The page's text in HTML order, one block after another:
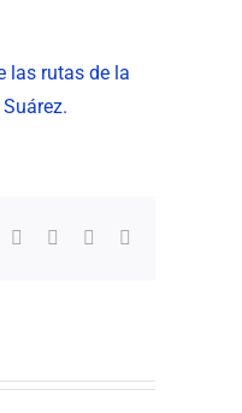
las rutas de la
Pinterest Xing